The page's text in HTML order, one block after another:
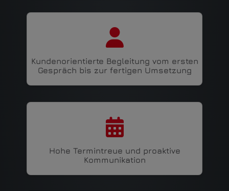
Kundenorientierte Begleitung vom ersten
Gespräch bis zur fertigen Umsetzung
Hohe Termintreue und proaktive
Kommunikation